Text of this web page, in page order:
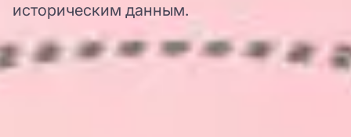
историческим данным.